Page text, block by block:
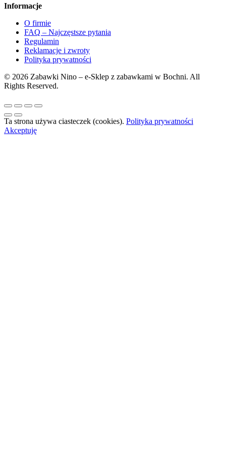
Informacje
O firmie
FAQ – Najczęstsze pytania
Regulamin
Reklamacje i zwroty
Polityka prywatności
© 2026 Zabawki Nino – e-Sklep z zabawkami w Bochni. All
Rights Reserved.
Ta strona używa ciasteczek (cookies). Polityka prywatności
Akceptuję